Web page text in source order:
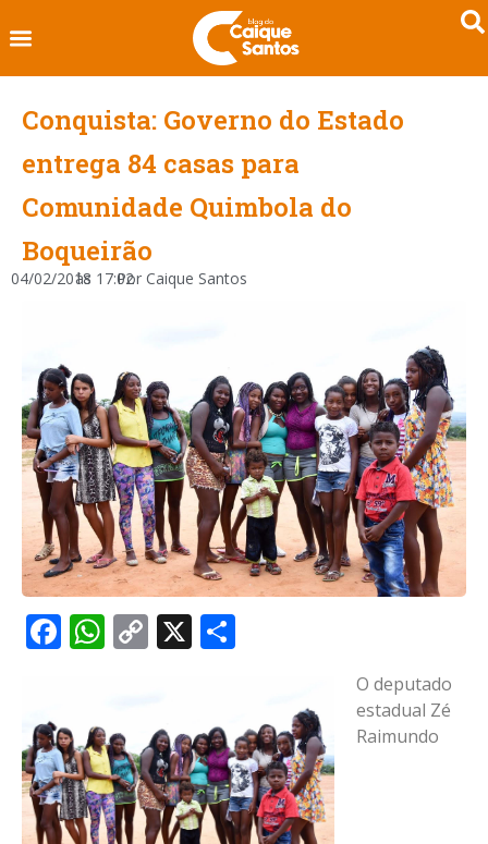
Conquista: Governo do Estado
entrega 84 casas para
Comunidade Quimbola do
Boqueirão
04/02/2018
às 17:02
Por Caique Santos
Facebook
WhatsApp
Copy
X
O deputado
estadual Zé
Raimundo